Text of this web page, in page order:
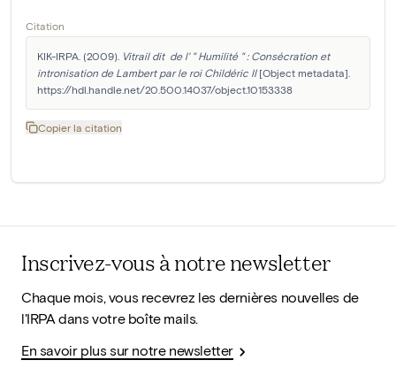
Citation
KIK-IRPA. (2009). Vitrail dit  de l' " Humilité " : Consécration et
intronisation de Lambert par le roi Childéric II [Object metadata].
https://hdl.handle.net/20.500.14037/object.10153338
Copier la citation
Inscrivez-vous à notre newsletter
Chaque mois, vous recevrez les dernières nouvelles de
l'IRPA dans votre boîte mails.
En savoir plus sur notre newsletter